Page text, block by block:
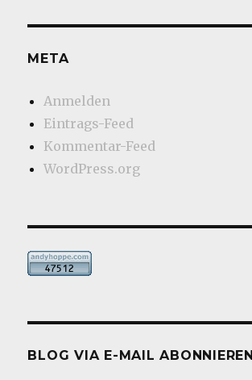
META
Anmelden
Eintrags-Feed
Kommentar-Feed
WordPress.org
BLOG VIA E-MAIL ABONNIEREN